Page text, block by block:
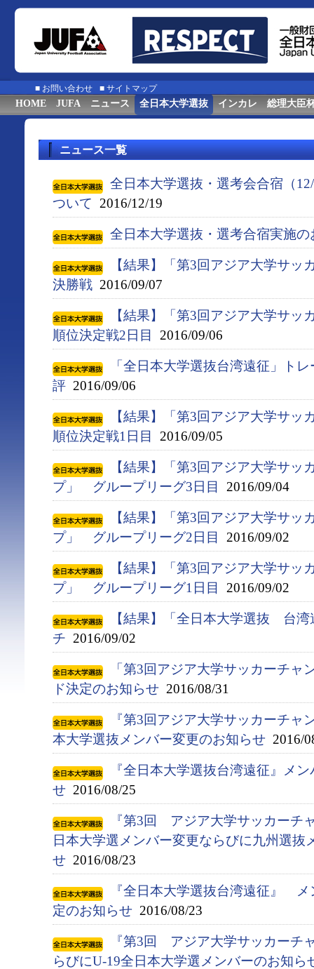
■ お問い合わせ ■ サイトマップ
HOME JUFA ニュース 全日本大学選抜 インカレ 総理大臣
ニュース一覧
全日本大学選抜・選考会合宿（
ついて 2016/12/19
全日本大学選抜・選考合宿実施の
【結果】「第3回アジア大学サッ
決勝戦 2016/09/07
【結果】「第3回アジア大学サッ
順位決定戦2日目
2016/09/06
「全日本大学選抜台湾遠征」ト
評 2016/09/06
【結果】「第3回アジア大学サッ
順位決定戦1日目
2016/09/05
【結果】「第3回アジア大学サッ
プ」 グループリーグ3日目
2016/09/04
【結果】「第3回アジア大学サッ
プ」 グループリーグ2日目
2016/09/02
【結果】「第3回アジア大学サッ
プ」 グループリーグ1日目
2016/09/02
【結果】「全日本大学選抜 台
チ 2016/09/02
「第3回アジア大学サッカーチャ
ド決定のお知らせ 2016/08/31
『第3回アジア大学サッカーチャ
本大学選抜メンバー変更のお知らせ 2016/
『全日本大学選抜台湾遠征』メ
せ 2016/08/25
『第3回 アジア大学サッカーチ
日本大学選メンバー変更ならびに九州選抜
せ 2016/08/23
『全日本大学選抜台湾遠征』
定のお知らせ 2016/08/23
『第3回 アジア大学サッカーチ
らびにU-19全日本大学選メンバーのお知ら